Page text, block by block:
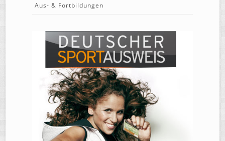
Aus- & Fortbildungen